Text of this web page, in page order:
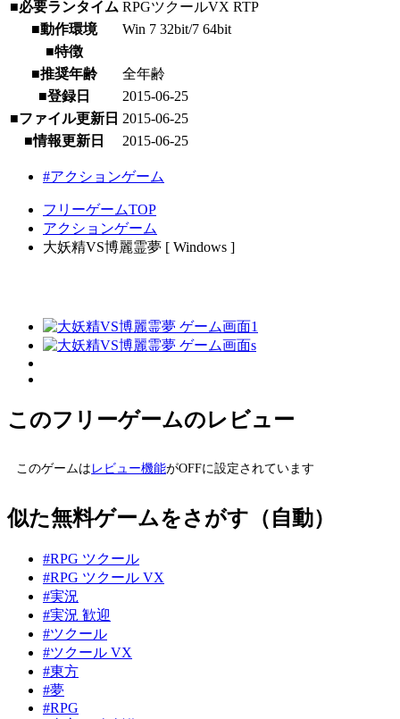
■必要ランタイム RPGツクールVX RTP
■動作環境
Win 7 32bit/7 64bit
■特徴
■推奨年齢
全年齢
■登録日
2015-06-25
■ファイル更新日 2015-06-25
■情報更新日
2015-06-25
#アクションゲーム
フリーゲームTOP
アクションゲーム
大妖精VS博麗霊夢 [ Windows ]
このフリーゲームのレビュー
このゲームは レビュー機能がOFFに設定されています
似た無料ゲームをさがす（自動）
#RPG ツクール
#RPG ツクール VX
#実況
#実況 歓迎
#ツクール
#ツクール VX
#東方
#夢
#RPG